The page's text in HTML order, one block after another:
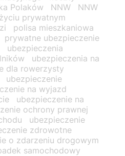
Polaków NNW
NNW
prywatnym
polisa mieszkaniowa
prywatne ubezpieczenie
ubezpieczenia
ubezpieczenia na
dla rowerzysty
ubezpieczenie
na wyjazd
ubezpieczenie na
ochrony prawnej
ubezpieczenie
zdrowotne
o zdarzeniu drogowym
samochodowy